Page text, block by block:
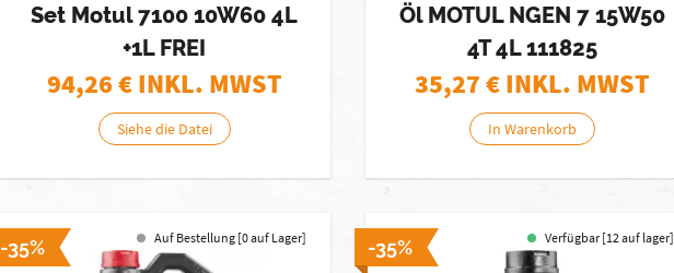
Set Motul 7100 10W60 4L
+1L FREI
94,26€ INKL. MWST
Siehe die Datei
Öl MOTUL NGEN 7 15W50
4T 4L 111825
35,27€ INKL. MWST
In Warenkorb
-35% Auf Bestellung [0 auf Lager] -35% Verfügbar [12 auf lager]